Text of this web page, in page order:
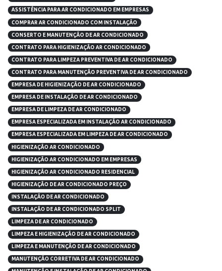
ASSISTÊNCIA PARA AR CONDICIONADO EM EMPRESAS
COMPRAR AR CONDICIONADO COM INSTALAÇÃO
CONSERTO E MANUTENÇÃO DE AR CONDICIONADO
CONTRATO PARA HIGIENIZAÇÃO AR CONDICIONADO
CONTRATO PARA LIMPEZA PREVENTIVA DE AR CONDICIONADO
CONTRATO PARA MANUTENÇÃO PREVENTIVA DE AR CONDICIONADO
EMPRESA DE HIGIENIZAÇÃO DE AR CONDICIONADO
EMPRESA DE INSTALAÇÃO DE AR CONDICIONADO
EMPRESA DE LIMPEZA DE AR CONDICIONADO
EMPRESA ESPECIALIZADA EM INSTALAÇÃO AR CONDICIONADO
EMPRESA ESPECIALIZADA EM LIMPEZA DE AR CONDICIONADO
HIGIENIZAÇÃO AR CONDICIONADO
HIGIENIZAÇÃO AR CONDICIONADO EM EMPRESAS
HIGIENIZAÇÃO AR CONDICIONADO RESIDENCIAL
HIGIENIZAÇÃO DE AR CONDICIONADO PREÇO
INSTALAÇÃO DE AR CONDICIONADO
INSTALAÇÃO DE AR CONDICIONADO SPLIT
LIMPEZA DE AR CONDICIONADO
LIMPEZA E HIGIENIZAÇÃO DE AR CONDICIONADO
LIMPEZA E MANUTENÇÃO DE AR CONDICIONADO
MANUTENÇÃO CORRETIVA DE AR CONDICIONADO